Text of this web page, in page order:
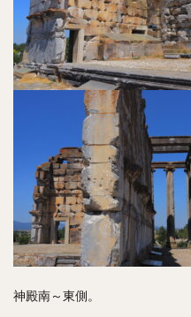
神殿南～東側。